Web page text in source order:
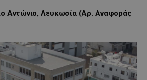
Αντώνιο, Λευκωσία (Αρ. Αναφοράς